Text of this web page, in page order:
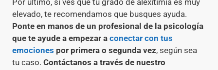
elevado, te recomendamos que busques ayuda.
Ponte en manos de un profesional de la psicología
que te ayude a empezar a conectar con tus
emociones por primera o segunda vez, según sea
tu caso. Contáctanos a través de nuestro